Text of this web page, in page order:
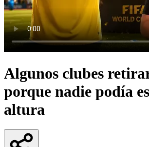
Algunos clubes
porque nadie podía
altura